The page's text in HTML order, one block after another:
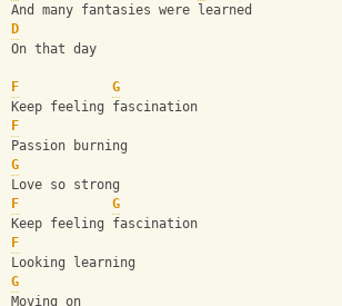
And many fantasies were learned
D
On that day
F
G
Keep feeling fascination
F
Passion burning
G
Love so strong
F
G
Keep feeling fascination
F
Looking learning
G
Moving on